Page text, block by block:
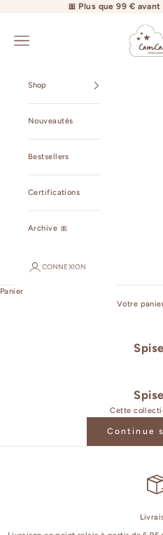
🎀 Plus que 99 €
Ouvrir la navigation
Shop
Nouveautés
Bestsellers
Certifications
Archive 🎀
CONNEXION
Panier
Votre
Cette
Continue